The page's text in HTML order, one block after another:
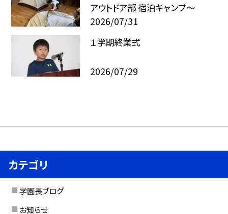
アウトドア部 宿泊キャンプ～
2026/07/31
１学期終業式
2026/07/29
カテゴリ
学園長ブログ
お知らせ